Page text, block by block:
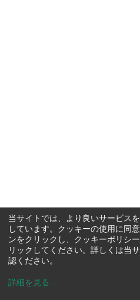
当サイトでは、より良いサービス
しています。クッキーの使用に同
ンをクリックし、クッキーポリシ
リックしてください。詳しくは当
認ください。
詳細を見る ...